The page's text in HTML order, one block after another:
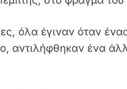
όλα έγιναν όταν
αντιλήφθηκαν ένα